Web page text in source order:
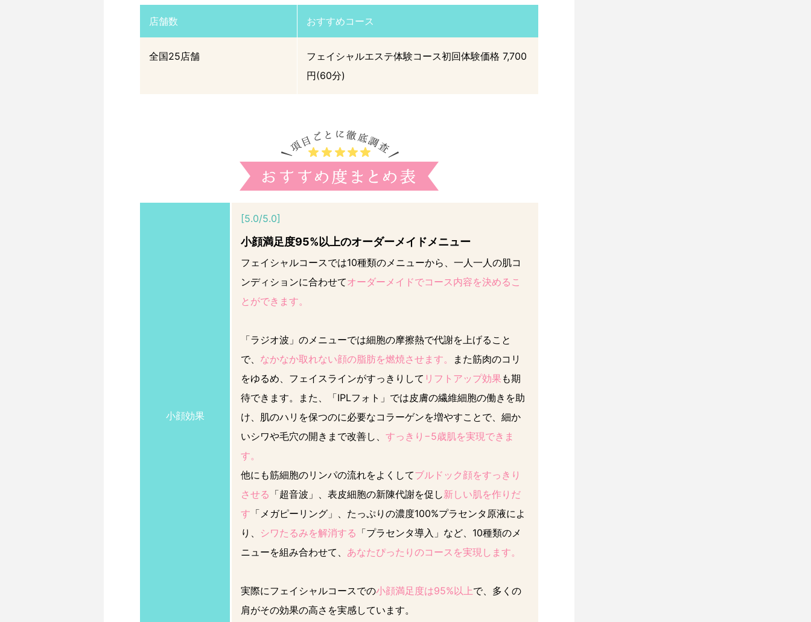
店舗数 おすすめコース
全国25店舗
フェイシャルエステ体験コース初回体験価格 7,700
円(60分)
小顔効果
[5.0/5.0]
小顔満足度95%以上のオーダーメイドメニュー
フェイシャルコースでは10種類のメニューから、一人一人の肌コ
ンディションに合わせてオーダーメイドでコース内容を決めるこ
とができます。
「ラジオ波」のメニューでは細胞の摩擦熱で代謝を上げること
で、 なかなか取れない顔の脂肪を燃焼させます。
また筋肉のコリ
をゆるめ、フェイスラインがすっきりして リフトアップ効果 も期
待できます。また、「IPLフォト」では皮膚の繊維細胞の働きを助
け、肌のハリを保つのに必要なコラーゲンを増やすことで、細か
いシワや毛穴の開きまで改善し、 すっきり−5歳肌を実現できま
す。
他にも筋細胞のリンパの流れをよくしてブルドック顔をすっきり
させる 「超音波」、表皮細胞の新陳代謝を促し新しい肌を作りだ
す 「メガピーリング」、たっぷりの濃度100%プラセンタ原液によ
り、 シワたるみを解消する 「プラセンタ導入」など、10種類のメ
ニューを組み合わせて、 あなたぴったりのコースを実現します。
実際にフェイシャルコースでの小顔満足度は95%以上で、多くの
肩がその効果の高さを実感しています。